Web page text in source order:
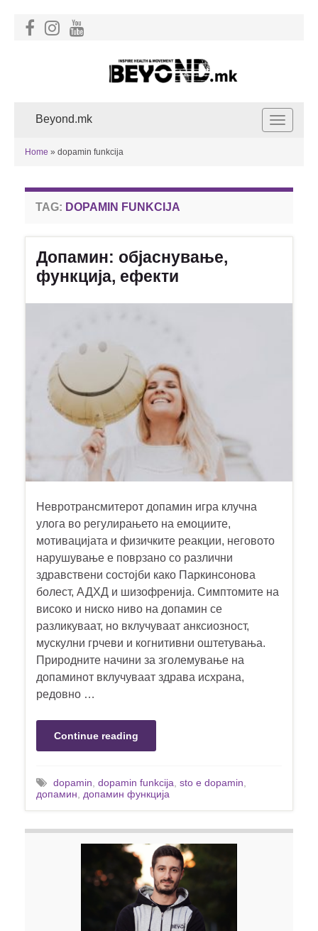
Toggle
Beyond.mk
Home » dopamin funkcija
TAG: DOPAMIN FUNKCIJA
Допамин: објаснување,
функција, ефекти
Невротрансмитерот допамин игра клучна
улога во регулирањето на емоциите,
мотивацијата и физичките реакции, неговото
нарушување е поврзано со различни
здравствени состојби како Паркинсонова
болест, АДХД и шизофренија. Симптомите на
високо и ниско ниво на допамин се
разликуваат, но вклучуваат анксиозност,
мускулни грчеви и когнитивни оштетувања.
Природните начини за зголемување на
допаминот вклучуваат здрава исхрана,
редовно …
Continue reading
dopamin dopamin funkcija sto e dopamin
допамин
допамин функција